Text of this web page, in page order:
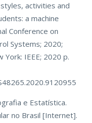
activities and
a machine
Conference on
Systems; 2020;
York: IEEE; 2020 p.
e Estatística.
no Brasil [Internet].